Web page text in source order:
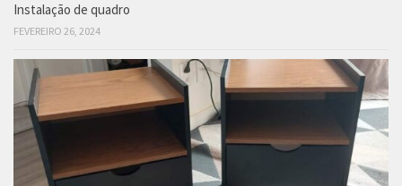
Instalação de quadro
FEVEREIRO 26, 2024